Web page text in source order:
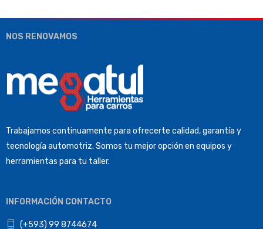
NOS RENOVAMOS
Trabajamos continuamente para ofrecerte calidad, garantía y
tecnología automotriz. Somos tu mejor opción en equipos y
herramientas para tu taller.
INFORMACIÓN CONTACTO
(+593) 99 8744674